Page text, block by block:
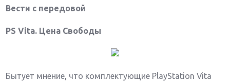
Вести с передовой
PS Vita. Цена Свободы
Бытует мнение, что комплектующие PlayStation Vita